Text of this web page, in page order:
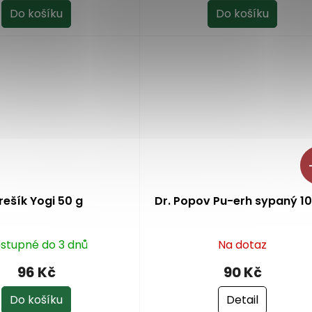
Do košíku Do košíku
Yogi 50 g
do 3 dnů
96 Kč
Do košíku
Dr. Popov Pu-erh sypaný
Na dotaz
90 Kč
Detail